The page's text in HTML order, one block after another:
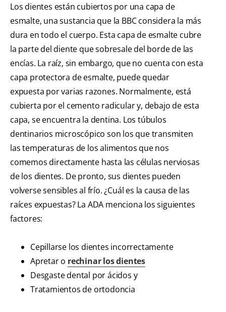
Los dientes están cubiertos por una capa de
esmalte, una sustancia que la BBC considera la más
dura en todo el cuerpo. Esta capa de esmalte cubre
la parte del diente que sobresale del borde de las
encías. La raíz, sin embargo, que no cuenta con esta
capa protectora de esmalte, puede quedar
expuesta por varias razones. Normalmente, está
cubierta por el cemento radicular y, debajo de esta
capa, se encuentra la dentina. Los túbulos
dentinarios microscópico son los que transmiten
las temperaturas de los alimentos que nos
comemos directamente hasta las células nerviosas
de los dientes. De pronto, sus dientes pueden
volverse sensibles al frío. ¿Cuál es la causa de las
raíces expuestas? La ADA menciona los siguientes
factores:
Cepillarse los dientes incorrectamente
Apretar o rechinar los dientes
Desgaste dental por ácidos y
Tratamientos de ortodoncia